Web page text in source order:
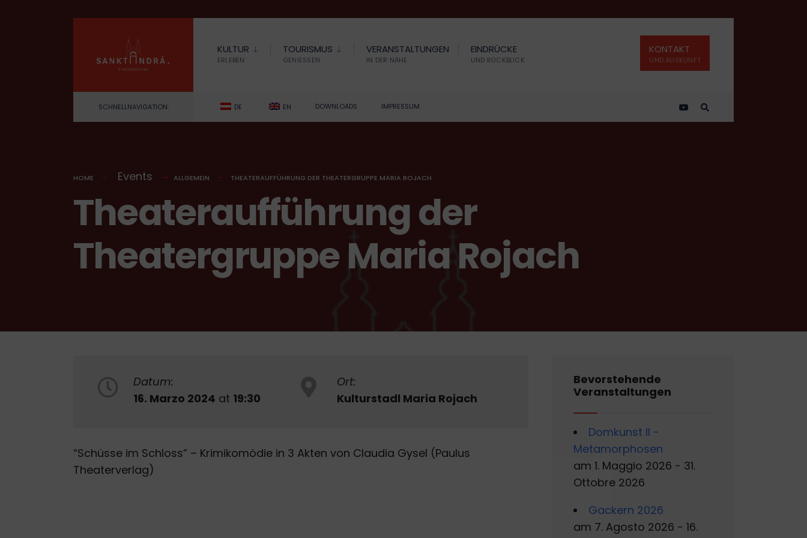
content
KULTUR
ERLEBEN
TOURISMUS
GENIESSEN
VERANSTALTUNGEN
IN DER NÄHE
EINDRÜCKE
UND RÜCKBLICK
KONTAKT
UND AUSKUNFT
SCHNELLNAVIGATION: DE EN DOWNLOADS IMPRESSUM
HOME Events ALLGEMEIN THEATERAUFFÜHRUNG DER THEATERGRUPPE MARIA ROJACH
Theateraufführung der
Theatergruppe Maria Rojach
Datum:
16. Marzo 2024 at 19:30
Ort:
Kulturstadl Maria Rojach
“Schüsse im Schloss” – Krimikomödie in 3 Akten von Claudia Gysel (Paulus
Theaterverlag)
Bevorstehende
Veranstaltungen
Domkunst II -
Metamorphosen
am 1. Maggio 2026 - 31.
Ottobre 2026
Gackern 2026
am 7. Agosto 2026 - 16.